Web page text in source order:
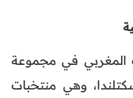
المغربي في مجموعة
وهي منتخبات